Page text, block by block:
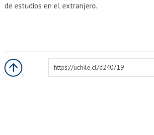
de estudios en el extranjero.
https://uchile.cl/d240719